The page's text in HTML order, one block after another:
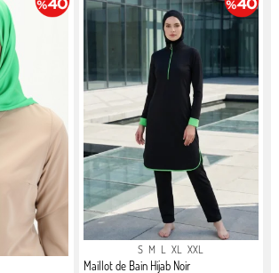
S M L XL XXL
Maillot de Bain Hijab Noir